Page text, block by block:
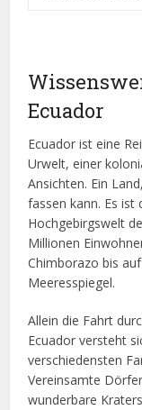
Ecuador
Ecuador ist eine
Urwelt, einer
Ansichten. Ein
fassen kann. Es ist
Hochgebirgswelt
Millionen
Chimborazo bis
Meeresspiegel.
Allein die Fahrt
Ecuador versteht
verschiedensten
Vereinsamte
wunderbare